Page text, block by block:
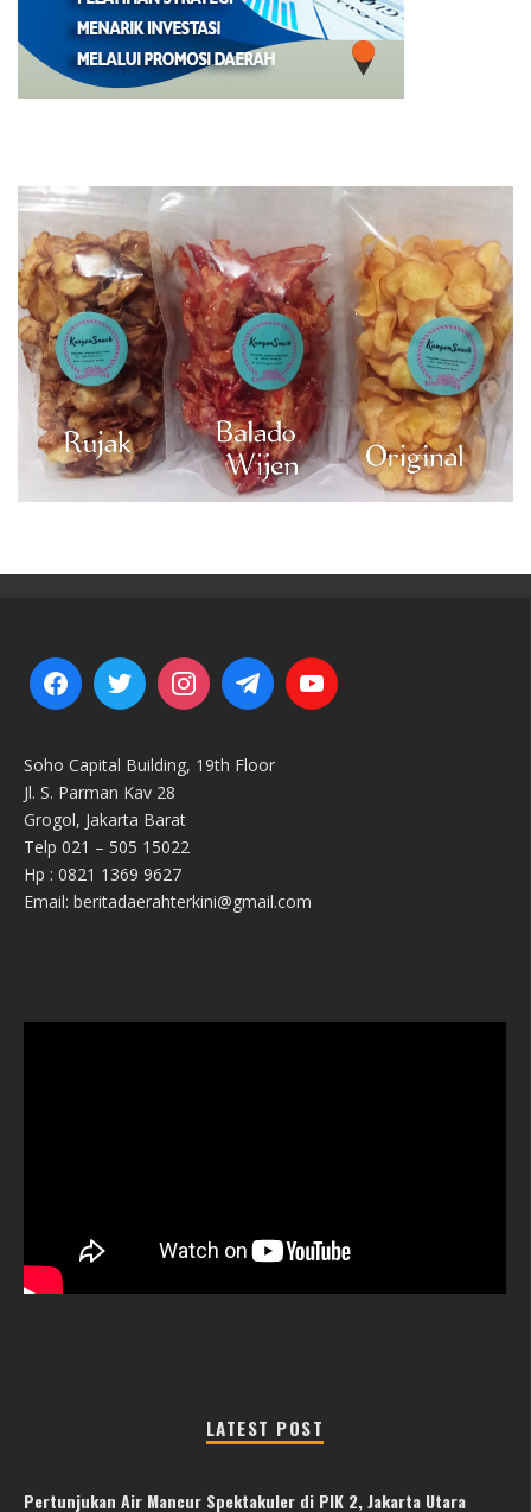
Soho Capital Building, 19th Floor
Jl. S. Parman Kav 28
Grogol, Jakarta Barat
Telp 021 – 505 15022
Hp : 0821 1369 9627
Email: beritadaerahterkini@gmail.com
LATEST POST
Pertunjukan Air Mancur Spektakuler di PIK 2, Jakarta Utara